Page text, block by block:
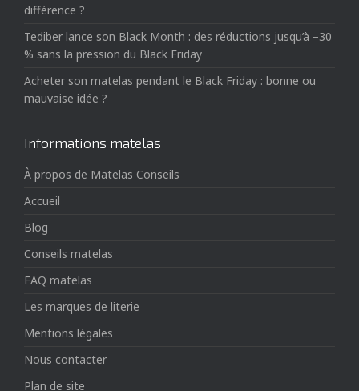
différence ?
Tediber lance son Black Month : des réductions jusqu’à –30
% sans la pression du Black Friday
Acheter son matelas pendant le Black Friday : bonne ou
mauvaise idée ?
Informations matelas
À propos de Matelas Conseils
Accueil
Blog
Conseils matelas
FAQ matelas
Les marques de literie
Mentions légales
Nous contacter
Plan de site